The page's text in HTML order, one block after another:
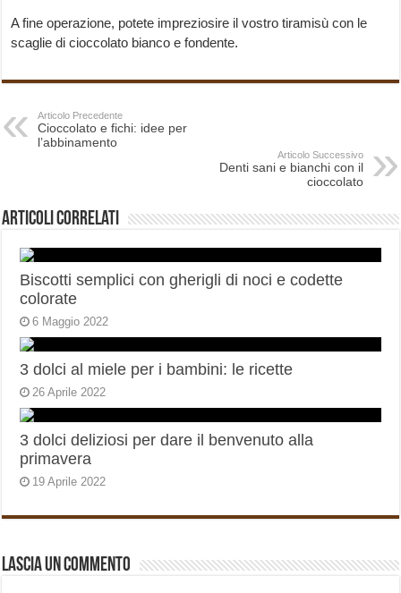
A fine operazione, potete impreziosire il vostro tiramisù con le
scaglie di cioccolato bianco e fondente.
Articolo Precedente
Cioccolato e fichi: idee per
l’abbinamento
Articolo Successivo
Denti sani e bianchi con il
cioccolato
Articoli correlati
Biscotti semplici con gherigli di noci e codette
colorate
6 Maggio 2022
3 dolci al miele per i bambini: le ricette
26 Aprile 2022
3 dolci deliziosi per dare il benvenuto alla
primavera
19 Aprile 2022
Lascia un commento